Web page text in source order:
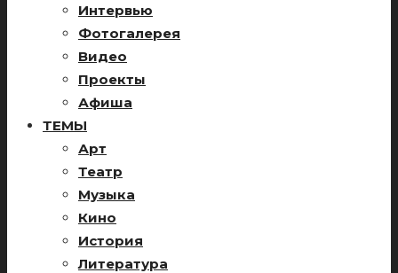
Интервью
Фотогалерея
Видео
Проекты
Афиша
ТЕМЫ
Арт
Театр
Музыка
Кино
История
Литература